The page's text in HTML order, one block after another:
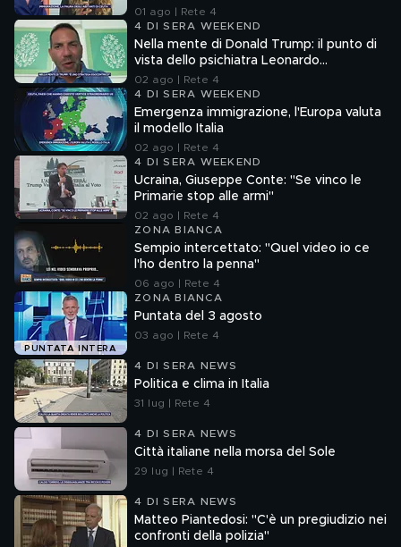
01 ago | Rete 4
4 DI SERA WEEKEND
Nella mente di Donald Trump: il punto di
vista dello psichiatra Leonardo
Mendolicchio
02 ago | Rete 4
4 DI SERA WEEKEND
Emergenza immigrazione, l'Europa valuta
il modello Italia
02 ago | Rete 4
4 DI SERA WEEKEND
Ucraina, Giuseppe Conte: "Se vinco le
Primarie stop alle armi"
02 ago | Rete 4
ZONA BIANCA
Sempio intercettato: "Quel video io ce
l'ho dentro la penna"
06 ago | Rete 4
PUNTATA INTERA
ZONA BIANCA
Puntata del 3 agosto
03 ago | Rete 4
4 DI SERA NEWS
Politica e clima in Italia
31 lug | Rete 4
4 DI SERA NEWS
Città italiane nella morsa del Sole
29 lug | Rete 4
4 DI SERA NEWS
Matteo Piantedosi: "C'è un pregiudizio nei
confronti della polizia"